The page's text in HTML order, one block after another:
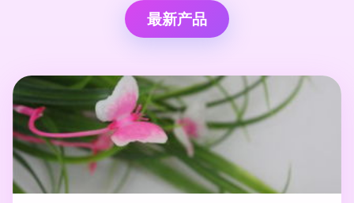
最新产品